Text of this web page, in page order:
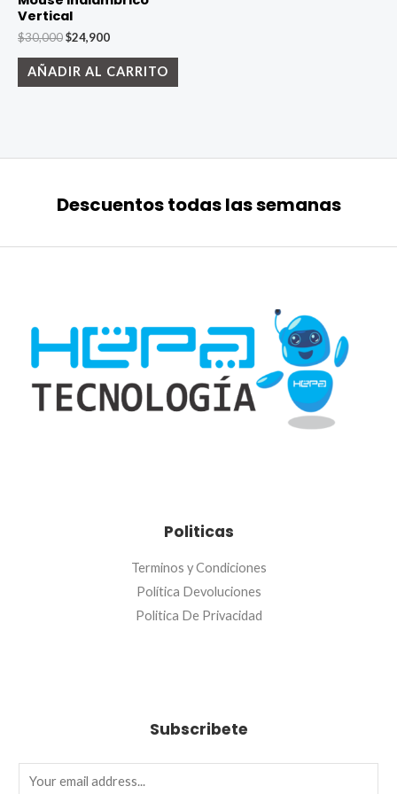
Vertical
$30,000El
original
$24,900El
actual
AÑADIR AL CARRITO
Descuentos todas las semanas
Politicas
Terminos y Condiciones
Política Devoluciones
Politica De Privacidad
Subscribete